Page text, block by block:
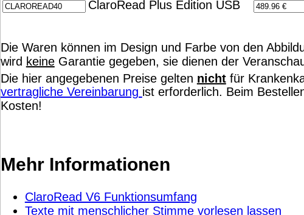
ClaroRead Plus Edition USB
Die Waren können im Design und Farbe von den
wird keineGarantie gegeben, sie dienen der
Die hier angegebenen Preise gelten nichtfür
vertragliche Vereinbarung ist erforderlich. Beim
Kosten!
Mehr Informationen
ClaroRead V6 Funktionsumfang
Texte mit menschlicher Stimme vorlesen lassen